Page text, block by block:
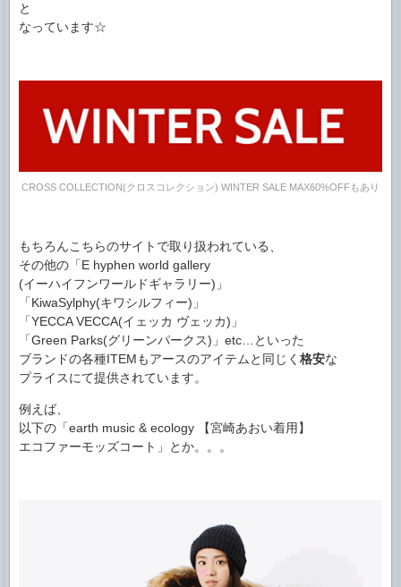
と
なっています☆
CROSS COLLECTION(クロスコレクション) WINTER SALE MAX60%OFFもあり
もちろんこちらのサイトで取り扱われている、
その他の「E hyphen world gallery
(イーハイフンワールドギャラリー)」
「KiwaSylphy(キワシルフィー)」
「YECCA VECCA(イェッカ ヴェッカ)」
「Green Parks(グリーンパークス)」etc…といった
ブランドの各種ITEMもアースのアイテムと同じく 格安な
プライスにて提供されています。
例えば、
以下の「earth music & ecology 【宮崎あおい着用】
エコファーモッズコート」とか。。。